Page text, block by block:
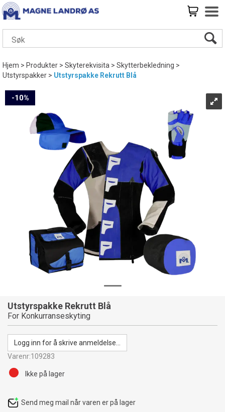
Hjem>Produkter>Skyterekvisita>Skytterbekledning>
Utstyrspakker>Utstyrspakke Rekrutt Blå
10%
Utstyrspakke Rekrutt Blå
For Konkurranseskyting
Logg inn for å skrive anmeldelse...
Varenr:109283
Ikke på lager
Send meg mail når varen er på lager